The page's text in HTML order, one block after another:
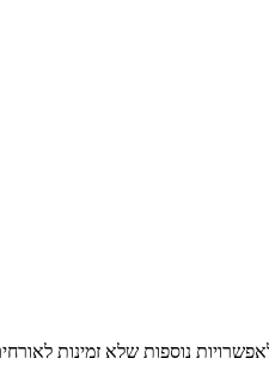
נוספות שלא זמינות